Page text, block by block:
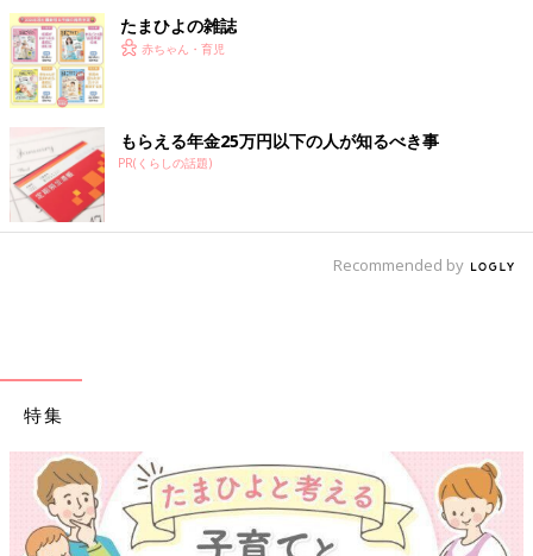
たまひよの雑誌
赤ちゃん・育児
もらえる年金25万円以下の人が知るべき事
PR(くらしの話題)
Recommended by
特集
【ワクチン接種できるものも】妊婦の感染症対策、知っておいて！